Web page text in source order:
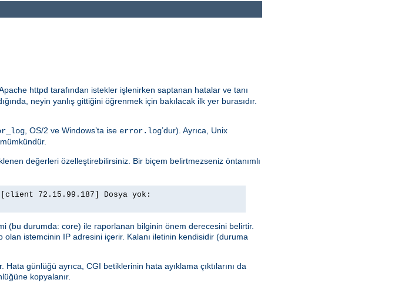
httpd tarafından istekler işlenirken saptanan hatalar ve tanı
neyin yanlış gittiğini öğrenmek için bakılacak ilk yer burasıdır.
, OS/2 ve Windows’ta ise error.log’dur). Ayrıca, Unix
değerleri özelleştirebilirsiniz. Bir biçem belirtmezseniz öntanımlı
72.15.99.187] Dosya yok:
(bu durumda: core) ile raporlanan bilginin önem derecesini belirtir.
istemcinin IP adresini içerir. Kalanı iletinin kendisidir (duruma
günlüğü ayrıca, CGI betiklerinin hata ayıklama çıktılarını da
kopyalanır.